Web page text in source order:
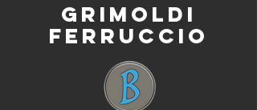
GRIMOLDI
FERRUCCIO